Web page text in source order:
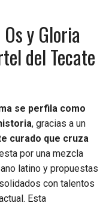
y Gloria
del Tecate
se perfila como
, gracias a un
curado que cruza
por una mezcla
latino y propuestas
con talentos
Esta